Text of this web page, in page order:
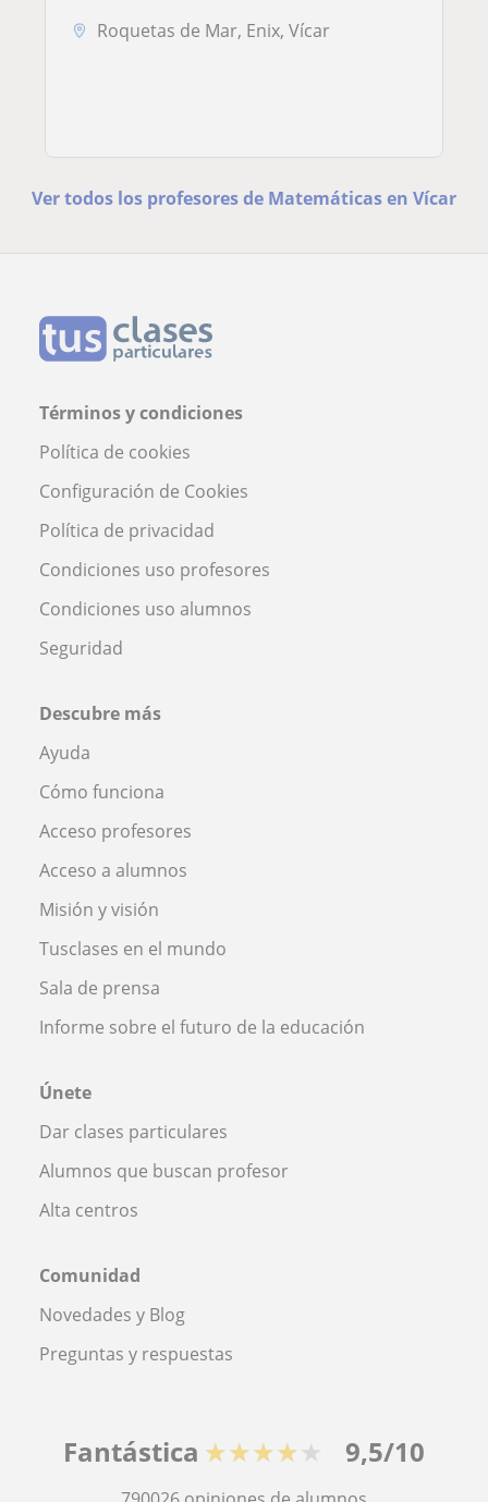
Roquetas de Mar, Enix, Vícar
Ver todos los profesores de Matemáticas en Vícar
Términos y condiciones
Política de cookies
Configuración de Cookies
Política de privacidad
Condiciones uso profesores
Condiciones uso alumnos
Seguridad
Descubre más
Ayuda
Cómo funciona
Acceso profesores
Acceso a alumnos
Misión y visión
Tusclases en el mundo
Sala de prensa
Informe sobre el futuro de la educación
Únete
Dar clases particulares
Alumnos que buscan profesor
Alta centros
Comunidad
Novedades y Blog
Preguntas y respuestas
Fantástica ★★★★★ 9,5/10